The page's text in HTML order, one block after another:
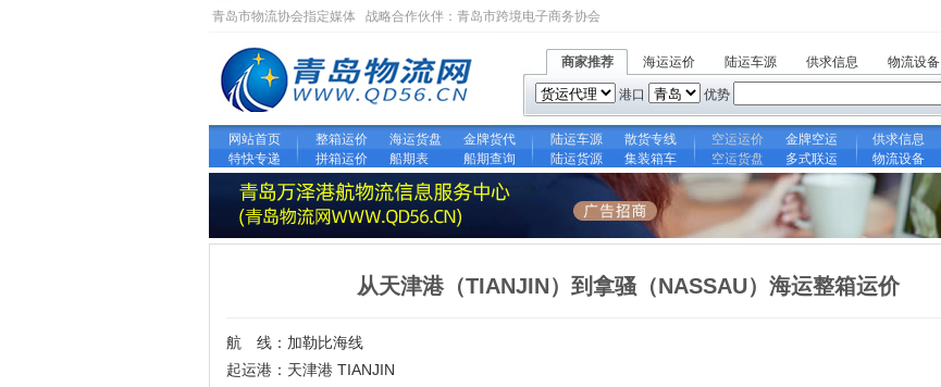
青岛市物流协会指定媒体 战略合作伙伴： 青岛市跨境电子商务协会
商家推荐 海运运价 陆运车源 供求信息 物流设备
港口 优势
网站首页 整箱运价 海运货盘 金牌货代 陆运车源 散货专线 空运运价 金牌空运 供求信息
特快专递
拼箱运价 船期表 船期查询 陆运货源 集装箱车 空运货盘 多式联运 物流设备
从天津港（TIANJIN）到拿骚（NASSAU）海运整箱运价
航 线：加勒比海线
起运港：天津港 TIANJIN